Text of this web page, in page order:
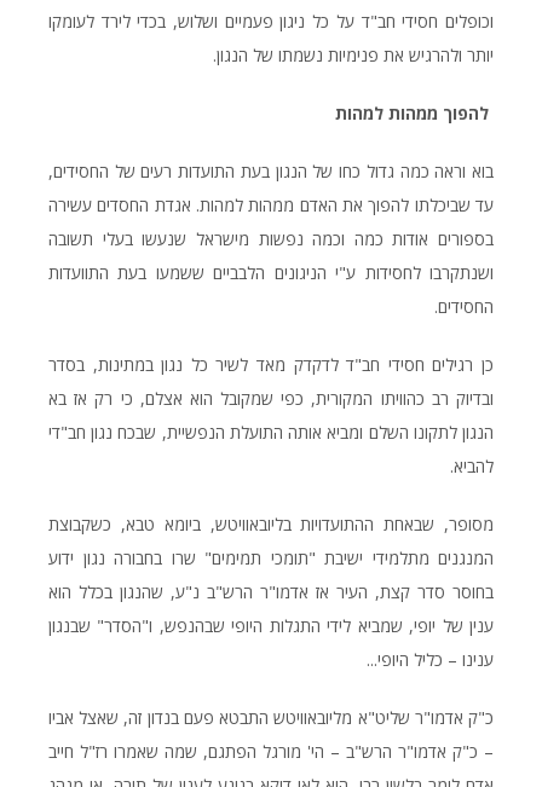
וכופלים חסידי חב"ד על כל ניגון פעמיים ושלוש, בכדי לירד לעומקו
יותר ולהרגיש את פנימיות נשמתו של הנגון.
להפוך ממהות למהות
בוא וראה כמה גדול כחו של הנגון בעת התועדות רעים של החסידים,
עד שביכלתו להפוך את האדם ממהות למהות. אגדת החסדים עשירה
בספורים אודות כמה וכמה נפשות מישראל שנעשו בעלי תשובה
ושנתקרבו לחסידות ע"י הניגונים הלבביים ששמעו בעת התוועדות
החסידים.
כן רגילים חסידי חב"ד לדקדק מאד לשיר כל נגון במתינות, בסדר
ובדיוק רב כהוויתו המקורית, כפי שמקובל הוא אצלם, כי רק אז בא
הנגון לתקונו השלם ומביא אותה התועלת הנפשיית, שבכח נגון חב"די
להביא.
מסופר, שבאחת ההתועדויות בליובאוויטש, ביומא טבא, כשקבוצת
המנגנים מתלמידי ישיבת "תומכי תמימים" שרו בחבורה נגון ידוע
בחוסר סדר קצת, העיר אז אדמו"ר הרש"ב נ"ע, שהנגון בכלל הוא
ענין של יופי, שמביא לידי התגלות היופי שבהנפש, ו"הסדר" שבנגון
ענינו – כליל היופי...
כ"ק אדמו"ר שליט"א מליובאוויטש התבטא פעם בנדון זה, שאצל אביו
– כ"ק אדמו"ר הרש"ב – הי' מורגל הפתגם, שמה שאמרו רז"ל חייב